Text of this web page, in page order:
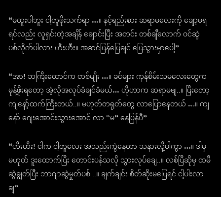
“မထူးပါဘူး ငါ့တူဖိုးသက်ရာ …။ နင့်ရည်းစား ဆရာမလေးကို ချော့မရ
ရင်လည်း လူရှင်းတဲ့အချိန် ချောင်းပြီး အတင်း တစ်ချီလောက် ဝင်ဆွဲ
ပစ်လိုက်ပါလား ဟီးဟီး။ အဆင်ပြန်ပြေချင် ပြေသွားမှာပေါ့”
“အာ! ဘကြီးထောင်က တစ်မျိုး …။ ခင်များ ကုန်စိမ်းသမလေးတွေက
မုန့်ဖိုးရတော့ အဲ့လိုအလုပ်ခံချင်ခံမယ်… ဟိုဟာက ဆရာမဗျ..။ ပြီးတော့
ကျနော့်ထက်ကြီးတယ်..။ မဟုတ်တရုတ်တွေ လာပြောနေတယ် …။ ကျ
နော် ဂျေးအောင်းသွားအောင် လာ “မ” နေပြန်ပီ”
“ဟီးဟီး! ငါက ငါ့တူလေး အသည်းကွဲနေတာ သနားလို့ပါကွာ …။ ဒါမှ
မဟုတ် ဒူးထောက်ပြီး တောင်းပန်သလို သွားလုပ်ချေ..။ လစ်ပြီဆိုမှ ထမီ
ဆွဲချွတ်ပြီး ဘာဂျာဆွဲမှုတ်ပစ် ..။ ချက်ချင်း စိတ်ဆိုးမပြေရင် ငါ့ပါးလာ
ချ”